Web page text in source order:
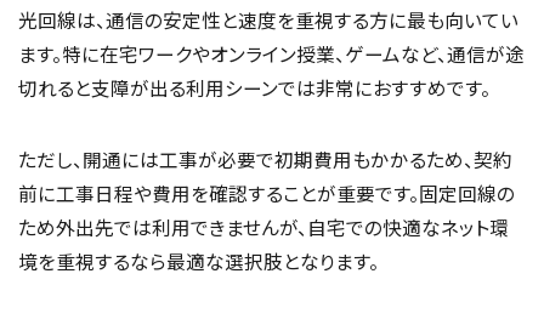
光回線は、通信の安定性と速度を重視する方に最も向いてい
ます。特に在宅ワークやオンライン授業、ゲームなど、通信が途
切れると支障が出る利用シーンでは非常におすすめです。
ただし、開通には工事が必要で初期費用もかかるため、契約
前に工事日程や費用を確認することが重要です。固定回線の
ため外出先では利用できませんが、自宅での快適なネット環
境を重視するなら最適な選択肢となります。